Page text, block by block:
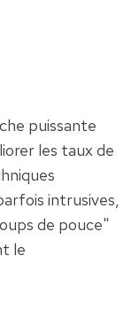
puissante
les taux de
intrusives,
de pouce"
le